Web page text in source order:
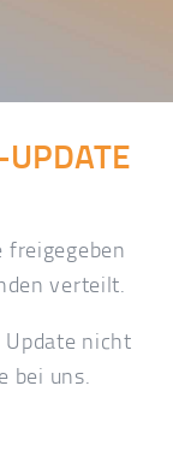
freigegeben
verteilt.
Update nicht
bei uns.